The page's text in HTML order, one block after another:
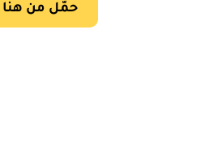
حمّل من هنا